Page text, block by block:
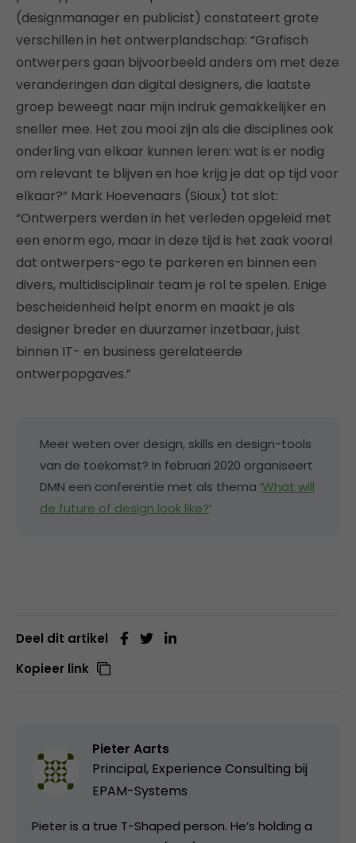
(designmanager en publicist) constateert grote
verschillen in het ontwerplandschap: “Grafisch
ontwerpers gaan bijvoorbeeld anders om met deze
veranderingen dan digital designers, die laatste
groep beweegt naar mijn indruk gemakkelijker en
sneller mee. Het zou mooi zijn als die disciplines ook
onderling van elkaar kunnen leren: wat is er nodig
om relevant te blijven en hoe krijg je dat op tijd voor
elkaar?” Mark Hoevenaars (Sioux) tot slot:
“Ontwerpers werden in het verleden opgeleid met
een enorm ego, maar in deze tijd is het zaak vooral
dat ontwerpers-ego te parkeren en binnen een
divers, multidisciplinair team je rol te spelen. Enige
bescheidenheid helpt enorm en maakt je als
designer breder en duurzamer inzetbaar, juist
binnen IT- en business gerelateerde
ontwerpopgaves.”
Meer weten over design, skills en design-tools
van de toekomst? In februari 2020 organiseert
DMN een conferentie met als thema ‘What will
de future of design look like?‘
Deel dit artikel
Kopieer link
Pieter Aarts
Principal, Experience Consulting bij
EPAM-Systems
Pieter is a true T-Shaped person. He’s holding a